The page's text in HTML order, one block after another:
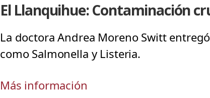
El Llanquihue: Contaminación
La doctora Andrea Moreno Switt
como Salmonella y Listeria.
Más información